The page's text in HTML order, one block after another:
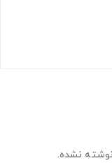
نشده.